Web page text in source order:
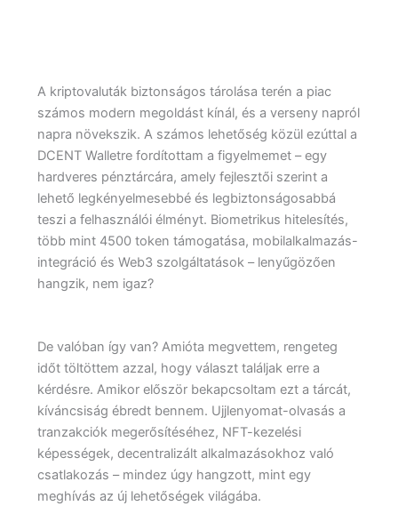
A kriptovaluták biztonságos tárolása terén a piac
számos modern megoldást kínál, és a verseny napról
napra növekszik. A számos lehetőség közül ezúttal a
DCENT Walletre fordítottam a figyelmemet – egy
hardveres pénztárcára, amely fejlesztői szerint a
lehető legkényelmesebbé és legbiztonságosabbá
teszi a felhasználói élményt. Biometrikus hitelesítés,
több mint 4500 token támogatása, mobilalkalmazás-
integráció és Web3 szolgáltatások – lenyűgözően
hangzik, nem igaz?
De valóban így van? Amióta megvettem, rengeteg
időt töltöttem azzal, hogy választ találjak erre a
kérdésre. Amikor először bekapcsoltam ezt a tárcát,
kíváncsiság ébredt bennem. Ujjlenyomat-olvasás a
tranzakciók megerősítéséhez, NFT-kezelési
képességek, decentralizált alkalmazásokhoz való
csatlakozás – mindez úgy hangzott, mint egy
meghívás az új lehetőségek világába.